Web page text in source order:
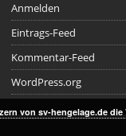
Anmelden
Eintrags-Feed
Kommentar-Feed
WordPress.org
von sv-hengelage.de